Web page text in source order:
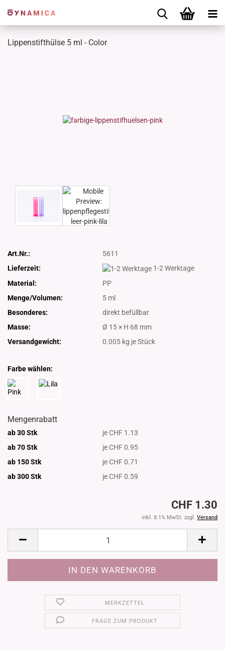
Lippenstifthülse 5 ml - Color
Art.Nr.:
5611
Lieferzeit:
1-2 Werktage
Material:
PP
Menge/Volumen:
5 ml
Besonderes:
direkt befüllbar
Masse:
Ø 15 × H 68 mm
Versandgewicht:
0.005 kg je Stück
Farbe wählen:
Mengenrabatt
ab 30 Stk
je CHF 1.13
ab 70 Stk
je CHF 0.95
ab 150 Stk
je CHF 0.71
ab 300Stk je CHF 0.59
CHF 1.30
inkl. 8.1% MwSt. zzgl. Versand
MERKZETTEL
FRAGE ZUM PRODUKT